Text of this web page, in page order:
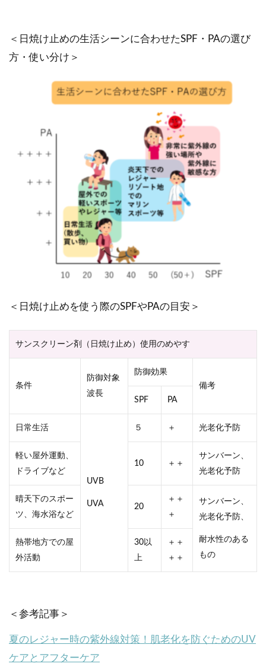
＜日焼け止めの生活シーンに合わせたSPF・PAの選び
方・使い分け＞
＜日焼け止めを使う際のSPFやPAの目安＞
サンスクリーン剤（日焼け止め）使用のめやす
条件
防御対象
波長
防御効果
備考
SPF
PA
日常生活
UVB
UVA
５ ＋ 光老化予防
軽い屋外運動、
ドライブなど
10 ＋＋
サンバーン、
光老化予防
晴天下のスポー
ツ、海水浴など
20
＋＋
＋
サンバーン、
光老化予防、
耐水性のある
もの
熱帯地方での屋
外活動
30以
上
＋＋
＋＋
＜参考記事＞
夏のレジャー時の紫外線対策！肌老化を防ぐためのUV
ケアとアフターケア